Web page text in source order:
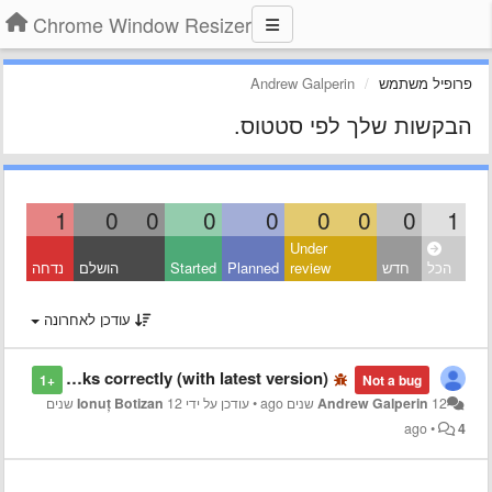
Chrome Window Resizer
פרופיל משתמש Andrew Galperin
הבקשות שלך לפי סטטוס.
1
0
0
0
0
0
0
0
1
הכל חדש
Under
review
Planned
Started הושלם נדחה
עודכן לאחרונה
+1 Not a bug
Window Resizer no longer works correctly (with latest version)
Andrew Galperin 12 שנים ago •עודכן על ידי Ionuț Botizan12 שנים
ago• 4